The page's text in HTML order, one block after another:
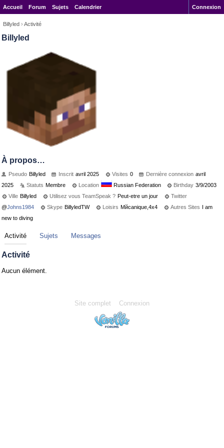
Accueil Forum Sujets Calendrier Connexion
Billyled › Activité
Billyled
À propos…
Pseudo Billyled Inscrit avril 2025 Visites 0 Dernière connexion avril
2025
Statuts Membre Location Russian Federation Birthday 3/9/2003
Ville Billyled Utilisez vous TeamSpeak ? Peut-etre un jour
Twitter
@Johns1984 Skype BillyledTW Loisirs Mйcanique,4x4 Autres Sites I am
new to diving
Activité Sujets Messages
Activité
Aucun élément.
Site complet Connexion